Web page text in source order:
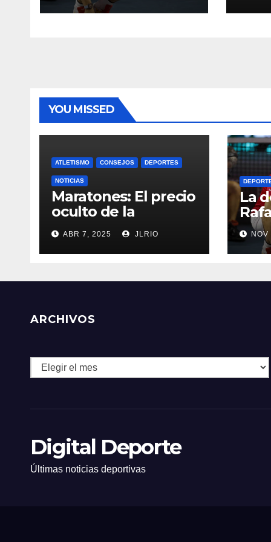
YOU MISSED
ATLETISMO CONSEJOS DEPORTES
NOTICIAS
Maratones: El precio
oculto de la
resistencia
ABR 7, 2025 JLRIO
La
ARCHIVOS
Archivos
Digital Deporte
Últimas noticias deportivas